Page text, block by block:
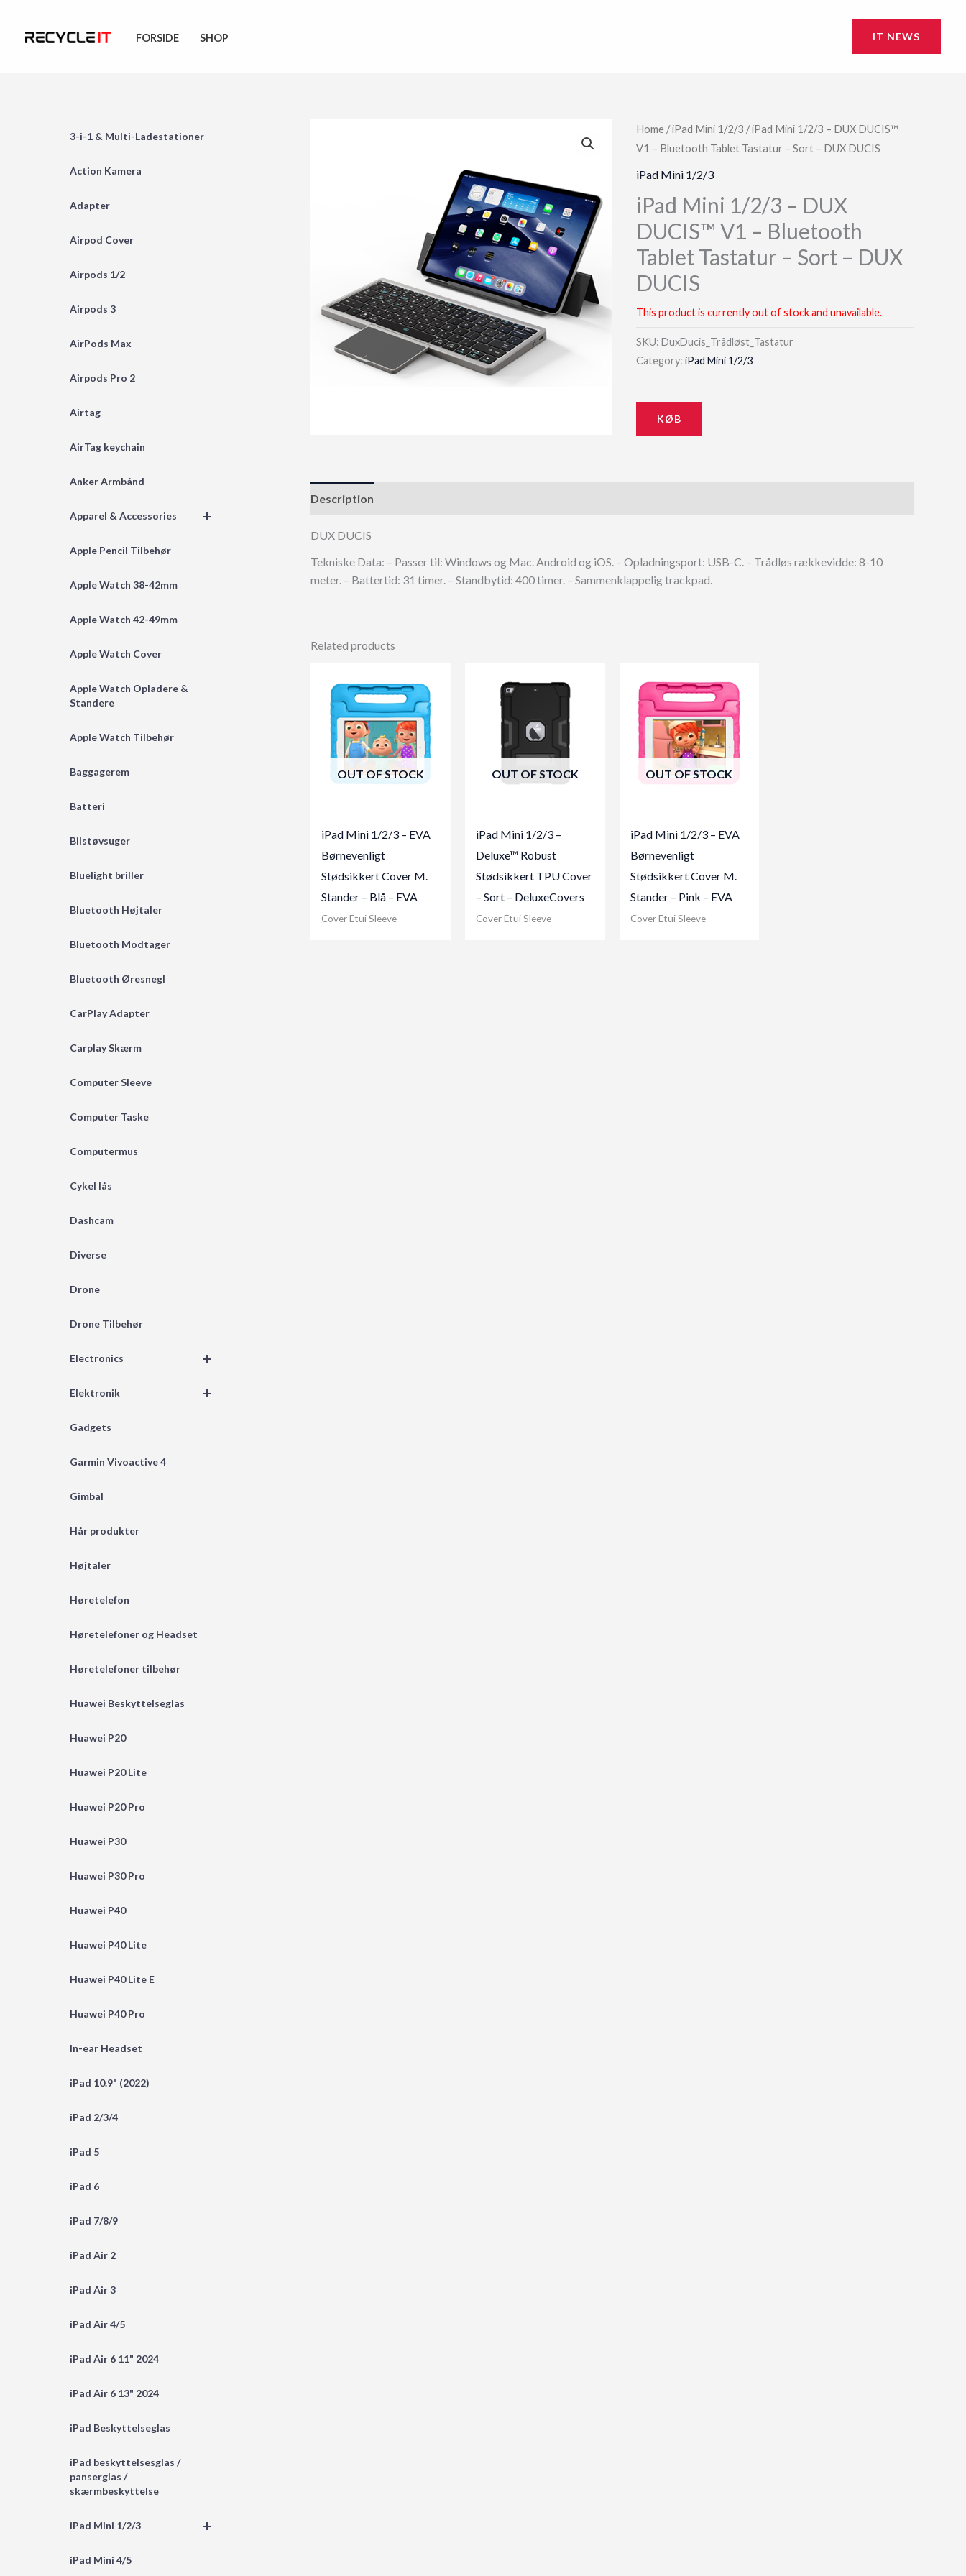
FORSIDE SHOP IT NEWS
3-i-1 & Multi-Ladestationer
Action Kamera
Adapter
Airpod Cover
Airpods 1/2
Airpods 3
AirPods Max
Airpods Pro 2
Airtag
AirTag keychain
Anker Armbånd
+
Apparel & Accessories
Apple Pencil Tilbehør
Apple Watch 38-42mm
Apple Watch 42-49mm
Apple Watch Cover
Apple Watch Opladere &
Standere
Apple Watch Tilbehør
Baggagerem
Batteri
Bilstøvsuger
Bluelight briller
Bluetooth Højtaler
Bluetooth Modtager
Bluetooth Øresnegl
CarPlay Adapter
Carplay Skærm
Computer Sleeve
Computer Taske
Computermus
Cykel lås
Dashcam
Diverse
Drone
Drone Tilbehør
+
Electronics
+
Elektronik
Gadgets
Garmin Vivoactive 4
Gimbal
Hår produkter
Højtaler
Høretelefon
Høretelefoner og Headset
Høretelefoner tilbehør
Huawei Beskyttelseglas
Huawei P20
Huawei P20 Lite
Huawei P20 Pro
Huawei P30
Huawei P30 Pro
Huawei P40
Huawei P40 Lite
Huawei P40 Lite E
Huawei P40 Pro
In-ear Headset
iPad 10.9" (2022)
iPad 2/3/4
iPad 5
iPad 6
iPad 7/8/9
iPad Air 2
iPad Air 3
iPad Air 4/5
iPad Air 6 11" 2024
iPad Air 6 13" 2024
iPad Beskyttelseglas
iPad beskyttelsesglas /
panserglas /
skærmbeskyttelse
+
iPad Mini 1/2/3
iPad Mini 4/5
Home /iPad Mini 1/2/3 / iPad Mini 1/2/3 – DUX DUCIS™
V1 – Bluetooth Tablet Tastatur – Sort – DUX DUCIS
iPad Mini 1/2/3
iPad Mini 1/2/3 – DUX
DUCIS™ V1 – Bluetooth
Tablet Tastatur – Sort – DUX
DUCIS
This product is currently out of stock and unavailable.
SKU:DuxDucis_Trådløst_Tastatur
Category:iPad Mini 1/2/3
KØB
Description
DUX DUCIS
Tekniske Data: – Passer til: Windows og Mac. Android og iOS. – Opladningsport: USB-C. – Trådløs rækkevidde: 8-10
meter. – Battertid: 31 timer. – Standbytid: 400 timer. – Sammenklappelig trackpad.
Related products
OUT OF STOCK
iPad Mini 1/2/3 – EVA
Børnevenligt
Stødsikkert Cover M.
Stander – Blå – EVA
Cover Etui Sleeve
OUT OF STOCK
iPad Mini 1/2/3 –
Deluxe™ Robust
Stødsikkert TPU Cover
– Sort – DeluxeCovers
Cover Etui Sleeve
OUT OF STOCK
iPad Mini 1/2/3 – EVA
Børnevenligt
Stødsikkert Cover M.
Stander – Pink – EVA
Cover Etui Sleeve